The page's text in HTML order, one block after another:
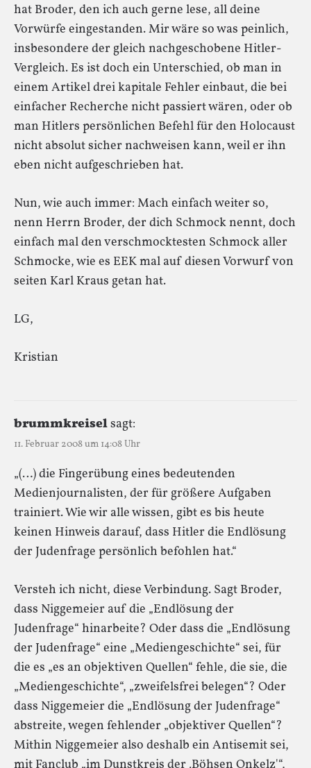
hat Broder, den ich auch gerne lese, all deine
Vorwürfe eingestanden. Mir wäre so was peinlich,
insbesondere der gleich nachgeschobene Hitler-
Vergleich. Es ist doch ein Unterschied, ob man in
einem Artikel drei kapitale Fehler einbaut, die bei
einfacher Recherche nicht passiert wären, oder ob
man Hitlers persönlichen Befehl für den Holocaust
nicht absolut sicher nachweisen kann, weil er ihn
eben nicht aufgeschrieben hat.
Nun, wie auch immer: Mach einfach weiter so,
nenn Herrn Broder, der dich Schmock nennt, doch
einfach mal den verschmocktesten Schmock aller
Schmocke, wie es EEK mal auf diesen Vorwurf von
seiten Karl Kraus getan hat.
LG,
Kristian
brummkreiselsagt:
11. Februar 2008 um 14:08 Uhr
„(…) die Fingerübung eines bedeutenden
Medienjournalisten, der für größere Aufgaben
trainiert. Wie wir alle wissen, gibt es bis heute
keinen Hinweis darauf, dass Hitler die Endlösung
der Judenfrage persönlich befohlen hat.“
Versteh ich nicht, diese Verbindung. Sagt Broder,
dass Niggemeier auf die „Endlösung der
Judenfrage“ hinarbeite? Oder dass die „Endlösung
der Judenfrage“ eine „Mediengeschichte“ sei, für
die es „es an objektiven Quellen“ fehle, die sie, die
„Mediengeschichte“, „zweifelsfrei belegen“? Oder
dass Niggemeier die „Endlösung der Judenfrage“
abstreite, wegen fehlender „objektiver Quellen“?
Mithin Niggemeier also deshalb ein Antisemit sei,